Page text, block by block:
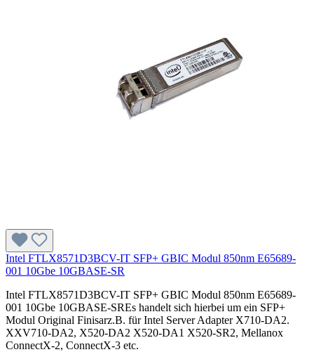
Intel FTLX8571D3BCV-IT SFP+ GBIC Modul 850nm E65689-
001 10Gbe 10GBASE-SR
Intel FTLX8571D3BCV-IT SFP+ GBIC Modul 850nm E65689-
001 10Gbe 10GBASE-SREs handelt sich hierbei um ein SFP+
Modul Original Finisarz.B. für Intel Server Adapter X710-DA2.
XXV710-DA2, X520-DA2 X520-DA1 X520-SR2, Mellanox
ConnectX-2, ConnectX-3 etc.